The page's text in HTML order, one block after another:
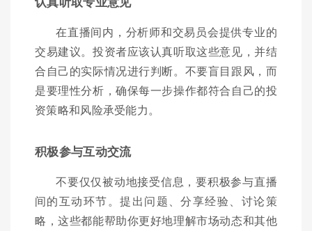
在直播间内，分析师和交易员会提供专业的
交易建议。投资者应该认真听取这些意见，并结
合自己的实际情况进行判断。不要盲目跟风，而
是要理性分析，确保每一步操作都符合自己的投
资策略和风险承受能力。
积极参与互动交流
不要仅仅被动地接受信息，要积极参与直播
间的互动环节。提出问题、分享经验、讨论策
略，这些都能帮助你更好地理解市场动态和其他